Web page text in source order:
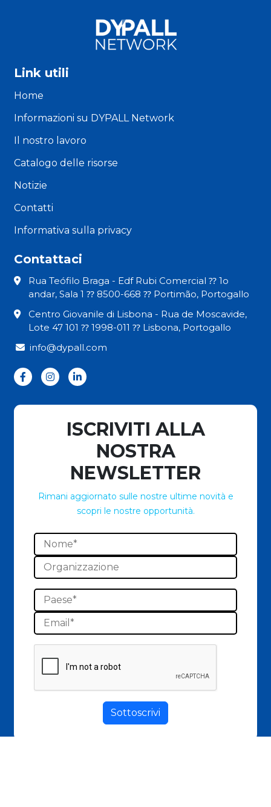
Link utili
Home
Informazioni su DYPALL Network
Il nostro lavoro
Catalogo delle risorse
Notizie
Contatti
Informativa sulla privacy
Contattaci
Rua Teófilo Braga - Edf Rubi Comercial ⁇ 1o
andar, Sala 1 ⁇ 8500-668 ⁇ Portimão, Portogallo
Centro Giovanile di Lisbona - Rua de Moscavide,
Lote 47 101 ⁇ 1998-011 ⁇ Lisbona, Portogallo
info@dypall.com
ISCRIVITI ALLA
NOSTRA
NEWSLETTER
Rimani aggiornato sulle nostre ultime novità e
scopri le nostre opportunità.